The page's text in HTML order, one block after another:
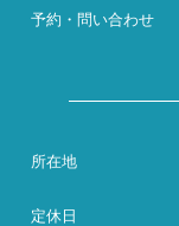
予約・問い合わせ
所在地
定休日